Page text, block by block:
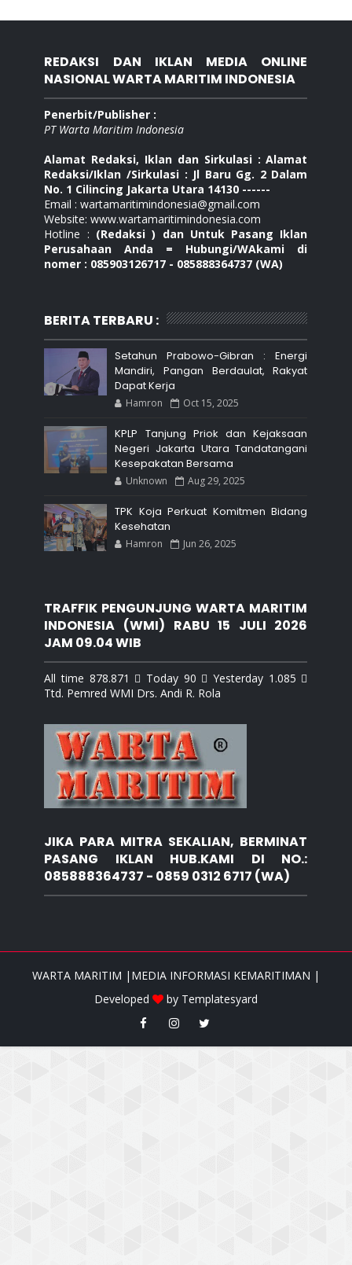
REDAKSI DAN IKLAN MEDIA ONLINE
NASIONAL WARTA MARITIM INDONESIA
Penerbit/Publisher :
PT Warta Maritim Indonesia
Alamat Redaksi, Iklan dan Sirkulasi : Alamat
Redaksi/Iklan /Sirkulasi : Jl Baru Gg. 2 Dalam
No. 1 Cilincing Jakarta Utara 14130 ------
Email : wartamaritimindonesia@gmail.com
Website: www.wartamaritimindonesia.com
Hotline : (Redaksi ) dan Untuk Pasang Iklan
Perusahaan Anda = Hubungi/WAkami di
nomer : 085903126717 - 085888364737 (WA)
BERITA TERBARU :
Setahun Prabowo-Gibran : Energi
Mandiri, Pangan Berdaulat, Rakyat
Dapat Kerja
Hamron Oct 15, 2025
KPLP Tanjung Priok dan Kejaksaan
Negeri Jakarta Utara Tandatangani
Kesepakatan Bersama
Unknown Aug 29, 2025
TPK Koja Perkuat Komitmen Bidang
Kesehatan
Hamron Jun 26, 2025
TRAFFIK PENGUNJUNG WARTA MARITIM
INDONESIA (WMI) RABU 15 JULI 2026
JAM 09.04 WIB
All time 878.871  Today 90  Yesterday 1.085 
Ttd. Pemred WMI Drs. Andi R. Rola
JIKA PARA MITRA SEKALIAN, BERMINAT
PASANG IKLAN HUB.KAMI DI NO.:
085888364737 - 0859 0312 6717 (WA)
WARTA MARITIM |MEDIA INFORMASI KEMARITIMAN |
Developed
by Templatesyard